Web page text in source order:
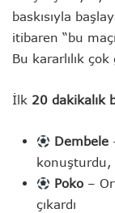
baskısıyla
itibaren “bu
Bu kararlılık
İlk 20 dakikalık
Dembele
konuşturdu,
Poko –
çıkardı